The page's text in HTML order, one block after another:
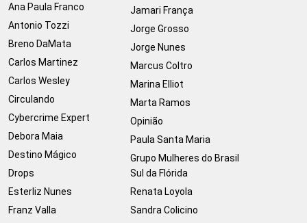
Ana Paula Franco
Antonio Tozzi
Breno DaMata
Carlos Martinez
Carlos Wesley
Circulando
Cybercrime Expert
Debora Maia
Destino Mágico
Drops
Esterliz Nunes
Franz Valla
Jamari França
Jorge Grosso
Jorge Nunes
Marcus Coltro
Marina Elliot
Marta Ramos
Opinião
Paula Santa Maria
Grupo Mulheres do Brasil
Sul da Flórida
Renata Loyola
Sandra Colicino